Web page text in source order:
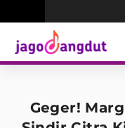
Geger!